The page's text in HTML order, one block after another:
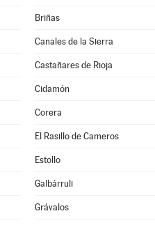
Briñas
Canales de la Sierra
Castañares de Rioja
Cidamón
Corera
El Rasillo de Cameros
Estollo
Galbárruli
Grávalos